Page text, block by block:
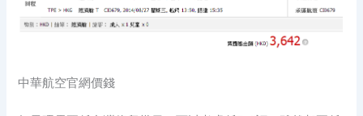
中華航空官網價錢